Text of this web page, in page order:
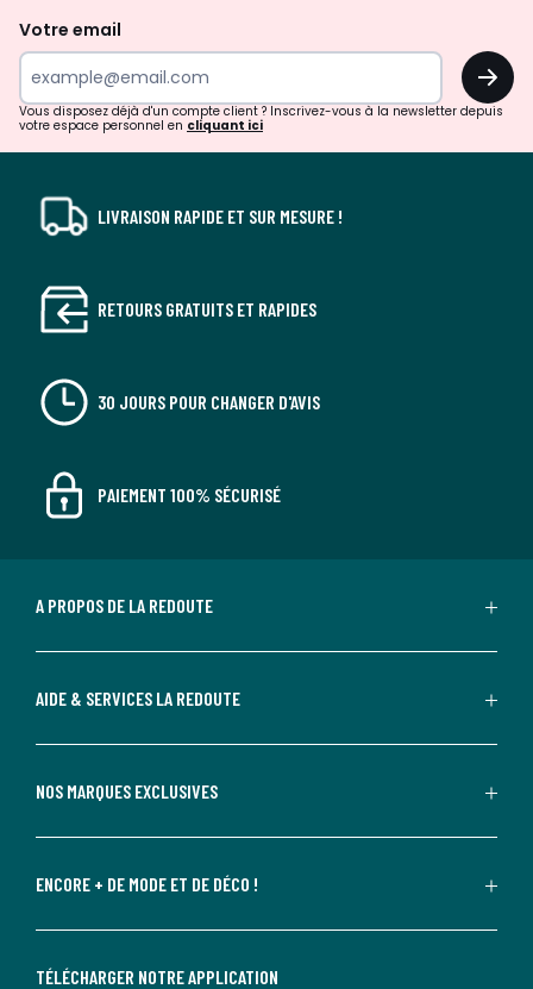
surprises?
Votre email
OK
Vous disposez déjà d'un compte client ? Inscrivez-vous à la newsletter depuis
votre espace personnel en cliquant ici
LIVRAISON RAPIDE ET SUR MESURE !
RETOURS GRATUITS ET RAPIDES
30 JOURS POUR CHANGER D'AVIS
PAIEMENT 100% SÉCURISÉ
A PROPOS DE LA REDOUTE
AIDE & SERVICES LA REDOUTE
NOS MARQUES EXCLUSIVES
ENCORE + DE MODE ET DE DÉCO !
TÉLÉCHARGER NOTRE APPLICATION